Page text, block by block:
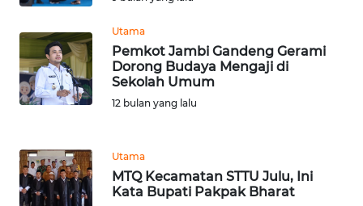
Utama
Pemkot Jambi Gandeng Gerami
Dorong Budaya Mengaji di
Sekolah Umum
12 bulan yang lalu
Utama
MTQ Kecamatan STTU Julu, Ini
Kata Bupati Pakpak Bharat
WN
JAMBI
WN
WN
NTB